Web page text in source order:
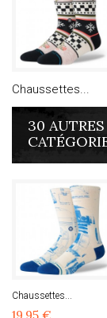
Chaussettes...
30
Chaussettes...